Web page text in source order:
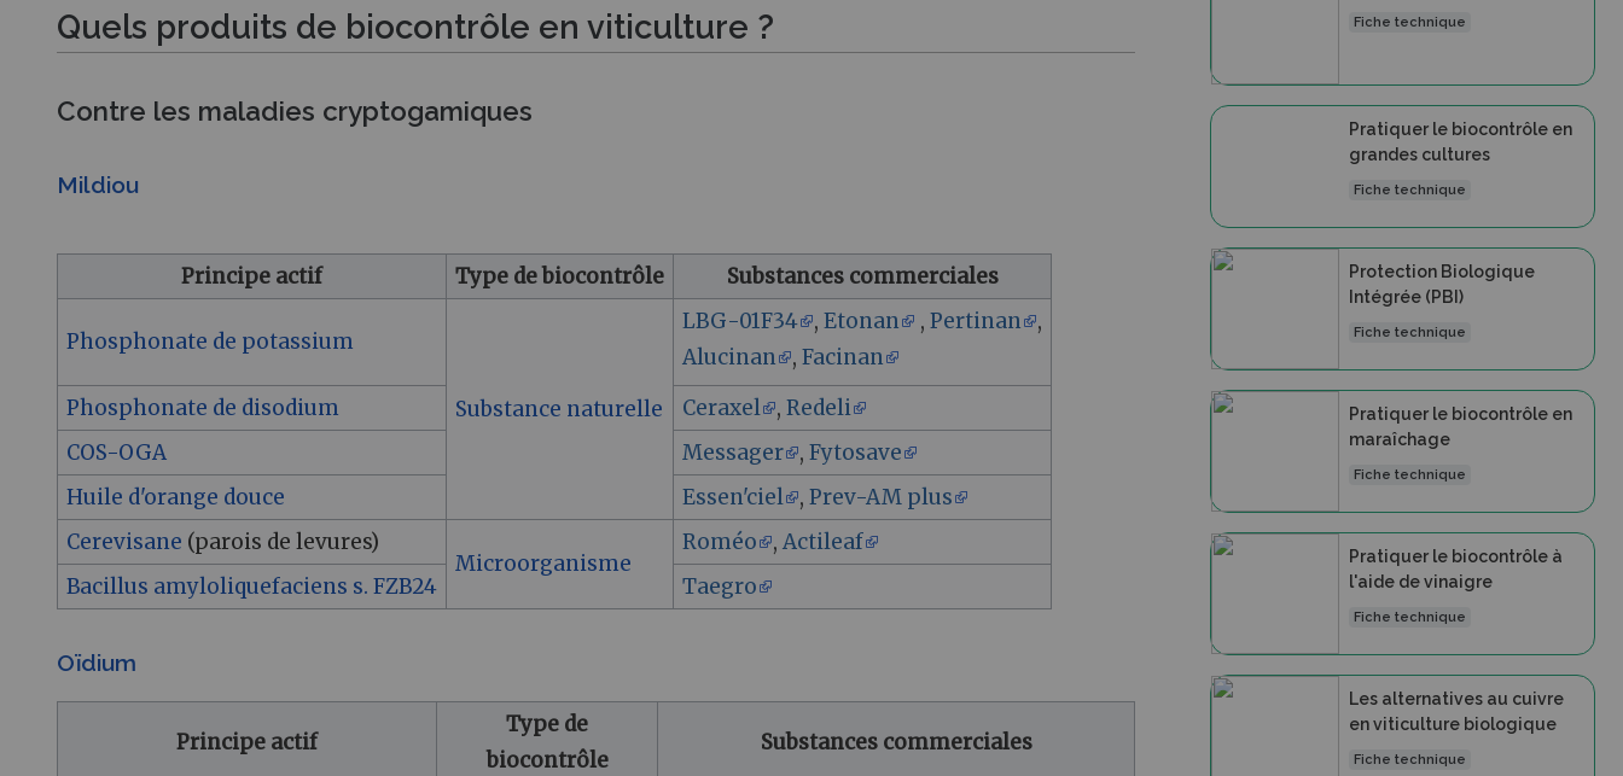
Quels produits de biocontrôle en viticulture ?
Contre les maladies cryptogamiques
Mildiou
Principe actif Type de biocontrôle Substances commerciales
Phosphonate de potassium
Substance naturelle
LBG-01F34 , Etonan , Pertinan
,
Alucinan
, Facinan
Phosphonate de disodium
Ceraxel , Redeli
COS-OGA
Messager , Fytosave
Huile d'orange douce
Essen'ciel , Prev-AM plus
Cerevisane (parois de levures)
Microorganisme
Roméo , Actileaf
Bacillus amyloliquefaciens s. FZB24
Taegro
Oïdium
Principe actif
Type de
biocontrôle
Substances commerciales
Fiche technique
Pratiquer le biocontrôle en
grandes cultures
Fiche technique
Protection Biologique
Intégrée (PBI)
Fiche technique
Pratiquer le biocontrôle en
maraîchage
Fiche technique
Pratiquer le biocontrôle à
l'aide de vinaigre
Fiche technique
Les alternatives au cuivre
en viticulture biologique
Fiche technique